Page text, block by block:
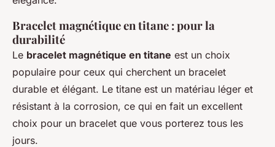
Bracelet magnétique en titane : pour la
durabilité
Le bracelet magnétique en titane est un choix
populaire pour ceux qui cherchent un bracelet
durable et élégant. Le titane est un matériau léger et
résistant à la corrosion, ce qui en fait un excellent
choix pour un bracelet que vous porterez tous les
jours.